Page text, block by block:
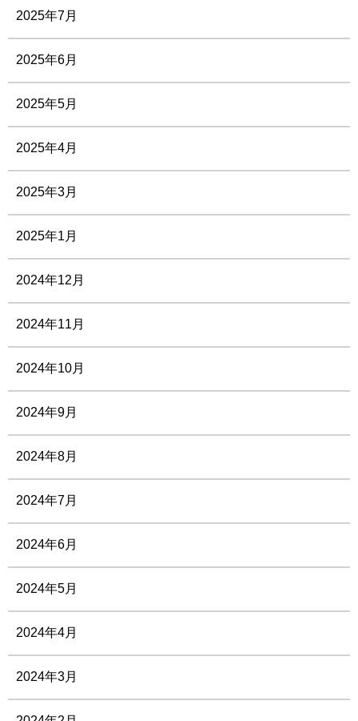
2025年7月
2025年6月
2025年5月
2025年4月
2025年3月
2025年1月
2024年12月
2024年11月
2024年10月
2024年9月
2024年8月
2024年7月
2024年6月
2024年5月
2024年4月
2024年3月